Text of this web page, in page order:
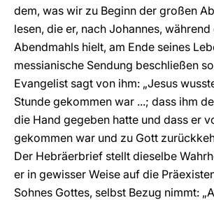
dem, was wir zu Beginn der großen
lesen, die er, nach Johannes,
Abendmahls hielt, am Ende seines
messianische Sendung beschließen
Evangelist sagt von ihm: „Jesus
Stunde gekommen war ...; dass ihm
die Hand gegeben hatte und dass er
gekommen war und zu Gott
Der Hebräerbrief stellt dieselbe
er in gewisser Weise auf die
Sohnes Gottes, selbst Bezug nimmt: